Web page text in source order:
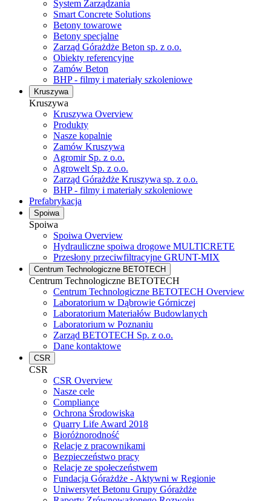
System Zarządzania
Smart Concrete Solutions
Betony towarowe
Betony specjalne
Zarząd Górażdże Beton sp. z o.o.
Obiekty referencyjne
Zamów Beton
BHP - filmy i materiały szkoleniowe
Kruszywa
Kruszywa
Kruszywa Overview
Produkty
Nasze kopalnie
Zamów Kruszywa
Agromir Sp. z o.o.
Agrowelt Sp. z o.o.
Zarząd Górażdże Kruszywa sp. z o.o.
BHP - filmy i materiały szkoleniowe
Prefabrykacja
Spoiwa
Spoiwa
Spoiwa Overview
Hydrauliczne spoiwa drogowe MULTICRETE
Przesłony przeciwfiltracyjne GRUNT-MIX
Centrum Technologiczne BETOTECH
Centrum Technologiczne BETOTECH
Centrum Technologiczne BETOTECH Overview
Laboratorium w Dąbrowie Górniczej
Laboratorium Materiałów Budowlanych
Laboratorium w Poznaniu
Zarząd BETOTECH Sp. z o.o.
Dane kontaktowe
CSR
CSR
CSR Overview
Nasze cele
Compliance
Ochrona Środowiska
Quarry Life Award 2018
Bioróżnorodność
Relacje z pracownikami
Bezpieczeństwo pracy
Relacje ze społeczeństwem
Fundacja Górażdże - Aktywni w Regionie
Uniwersytet Betonu Grupy Górażdże